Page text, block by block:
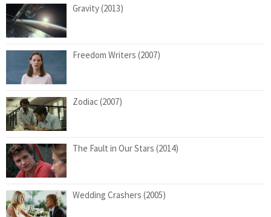
Gravity (2013)
Freedom Writers (2007)
Zodiac (2007)
The Fault in Our Stars (2014)
Wedding Crashers (2005)